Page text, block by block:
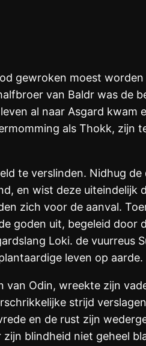
gewroken moest
van Baldr was de
al naar Asgard
als Thokk, zijn
te verslinden. Nidhug
en wist deze
zich voor de aanval.
goden uit, begeleid door
Loki. de vuurreus
leven op aarde.
Odin, wreekte zijn
strijd
en de rust zijn
blindheid niet geheel